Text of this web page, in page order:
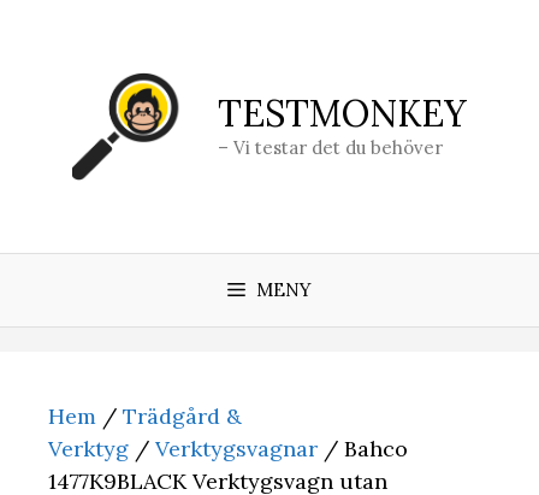
TESTMONKEY
– Vi testar det du behöver
MENY
Hem / Trädgård &
Verktyg / Verktygsvagnar / Bahco
1477K9BLACK Verktygsvagn utan